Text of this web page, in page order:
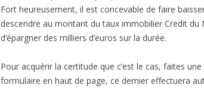
Fort heureusement, il est concevable de faire
descendre au montant du taux immobilier Credit
d’épargner des milliers d’euros sur la durée.
Pour acquérir la certitude que c’est le cas, faites
formulaire en haut de page, ce dernier effectuera